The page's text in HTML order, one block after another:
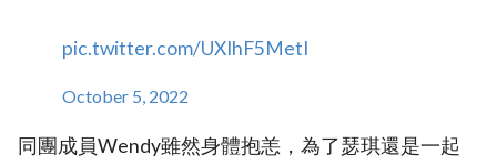
pic.twitter.com/UXIhF5MetI
October 5, 2022
同團成員Wendy雖然身體抱恙，為了瑟琪還是一起